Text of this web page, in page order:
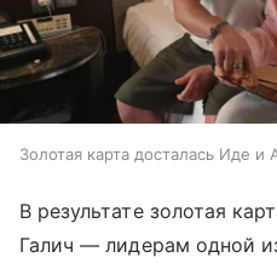
Золотая карта досталась Иде и
В результате золотая
Галич — лидерам одной